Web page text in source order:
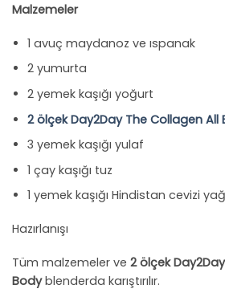
Malzemeler
1 avuç maydanoz ve ıspanak
2 yumurta
2 yemek kaşığı yoğurt
2 ölçek Day2Day The Collagen All
3 yemek kaşığı yulaf
1 çay kaşığı tuz
1 yemek kaşığı Hindistan cevizi
Hazırlanışı
Tüm malzemeler ve 2 ölçek
Bodyblenderda karıştırılır.